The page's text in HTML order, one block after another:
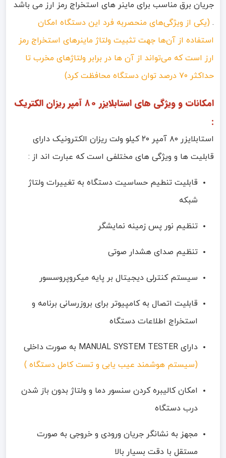
جریان برق مناسب برای ماینر های استخراج رمز ارز می باشد
. (یکی از ویژگی‌های منحصربه فرد این دستگاه امکان
استفاده از آن‌ها جهت تثبیت ولتاژ ماینرهای استخراج رمز
ارز است که می‌تواند از آن ها در برابر ولتاژهای مخرب تا
حداکثر ۷۰ درصد توان دستگاه محافظت کرد)
امکانات و ویژگی های استابلایزر ۸۰ آمپر ریزان الکتریک
:
استابلایزر ۸۰ آمپر ۲۰ کیلو ولت ریزان الکترونیک دارای
قابلیت ها و ویژگی های مختلفی است که عبارت اند از :
قابلیت تنطیم حساسیت دستگاه به تغییرات ولتاژ
شبکه
تنظیم نور پس زمینه نمایشگر
تنظیم صدای هشدار صوتی
سیستم کنترلی دیجیتال بر پایه میکروپروسسور
قابلیت اتصال به کامپیوتر برای بروزرسانی برنامه و
استخراج اطلاعات دستگاه
دارای MANUAL SYSTEM TESTER به صورت داخلی
(سیستم هوشمند عیب یابی و تست کامل دستگاه )
امکان کالیبره کردن سنسور دما و ولتاژ بدون باز شدن
درب دستگاه
مجهز به نشانگر جریان ورودی و خروجی به صورت
مستقل با دقت بسیار بالا